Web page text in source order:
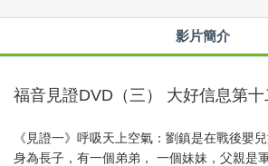
影片簡介
福音見證DVD（三） 大好信息第十
《見證一》呼吸天上空氣：劉鎮是在戰後嬰
身為長子，有一個弟弟， 一個妹妹，父親是